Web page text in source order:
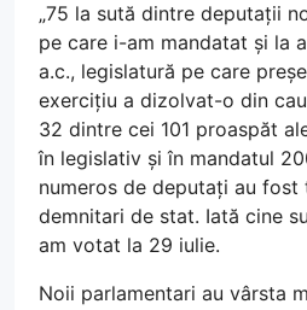
„75 la sută dintre deputații
pe care i-am mandatat și la
a.c., legislatură pe care
exercițiu a dizolvat-o din
32 dintre cei 101 proaspăt
în legislativ și în mandatul
numeros de deputați au
demnitari de stat. Iată cine
am votat la 29 iulie.
Noii parlamentari au vârsta